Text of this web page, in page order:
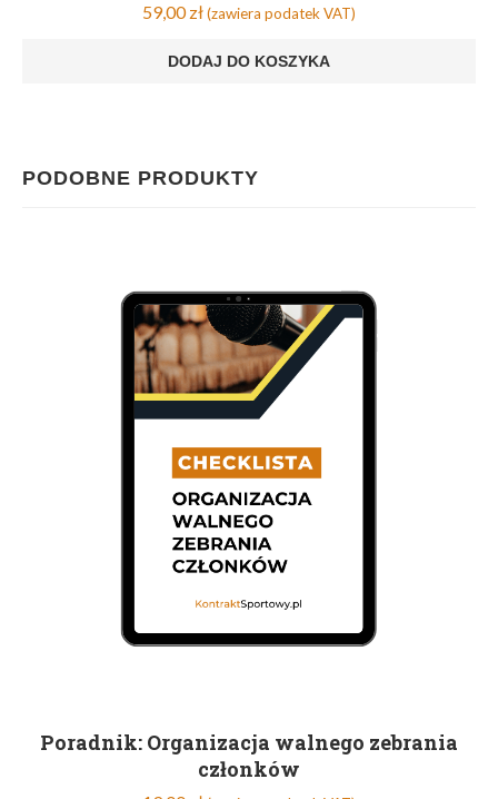
59,00zł(zawiera podatek VAT)
DODAJ DO KOSZYKA
PODOBNE PRODUKTY
Poradnik: Organizacja walnego zebrania
członków